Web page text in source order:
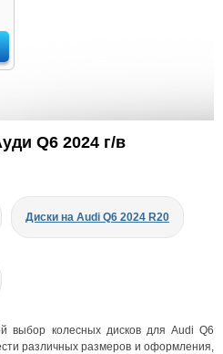
Q6 2024 г/в
Диски на Audi Q6 2024 R20
выбор колесных дисков для Audi Q6
различных размеров и оформления,